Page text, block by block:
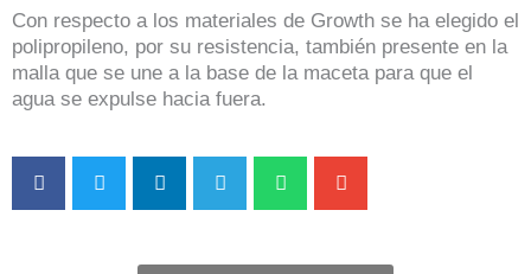
Con respecto a los materiales de Growth se ha elegido el
polipropileno, por su resistencia, también presente en la
malla que se une a la base de la maceta para que el
agua se expulse hacia fuera.